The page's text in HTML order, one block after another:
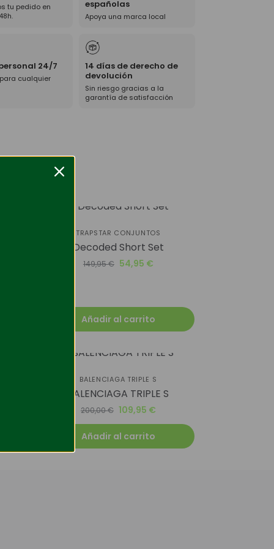
tu pedido en
españolas
Apoya una marca local
24/7
cualquier
14 días de derecho de
devolución
Sin riesgo gracias a la
garantía de satisfacción
TRAPSTAR CONJUNTOS
Decoded Short Set
149,95€ 54,95 €
Añadir al carrito
BALENCIAGA TRIPLE S
BALENCIAGA TRIPLE S
200,00€ 109,95 €
Añadir al carrito